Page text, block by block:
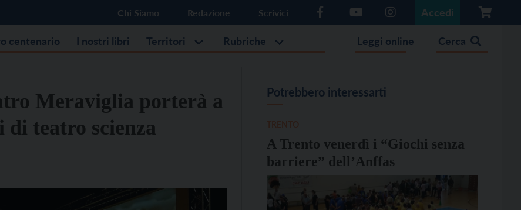
Chi Siamo Redazione Scrivici Accedi
centenario I nostri libri Territori Rubriche Leggi online Cerca
Meraviglia porterà a
di teatro scienza
Potrebbero interessarti
A Trento venerdì i “Giochi senza
barriere” dell’Anffas